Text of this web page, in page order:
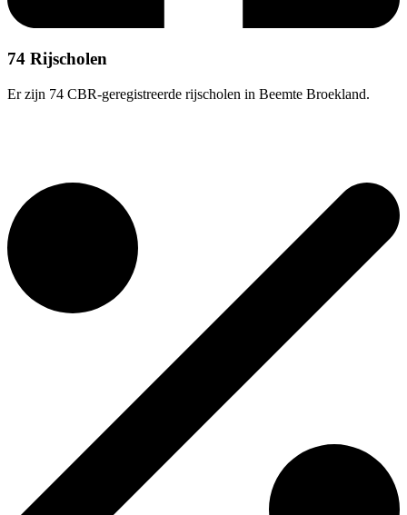
74 Rijscholen
Er zijn 74 CBR-geregistreerde rijscholen in Beemte Broekland.